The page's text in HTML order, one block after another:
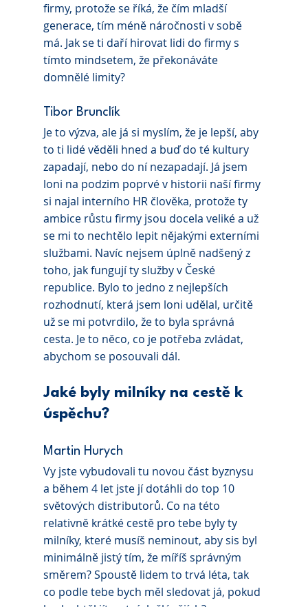
firmy, protože se říká, že čím mladší
generace, tím méně náročnosti v sobě
má. Jak se ti daří hirovat lidi do firmy s
tímto mindsetem, že překonáváte
domnělé limity?
Tibor Brunclík
Je to výzva, ale já si myslím, že je lepší, aby
to ti lidé věděli hned a buď do té kultury
zapadají, nebo do ní nezapadají. Já jsem
loni na podzim poprvé v historii naší firmy
si najal interního HR člověka, protože ty
ambice růstu firmy jsou docela veliké a už
se mi to nechtělo lepit nějakými externími
službami. Navíc nejsem úplně nadšený z
toho, jak fungují ty služby v České
republice. Bylo to jedno z nejlepších
rozhodnutí, která jsem loni udělal, určitě
už se mi potvrdilo, že to byla správná
cesta. Je to něco, co je potřeba zvládat,
abychom se posouvali dál.
Jaké byly milníky na cestě k
úspěchu?
Martin Hurych
Vy jste vybudovali tu novou část byznysu
a během 4 let jste jí dotáhli do top 10
světových distributorů. Co na této
relativně krátké cestě pro tebe byly ty
milníky, které musíš neminout, aby sis byl
minimálně jistý tím, že míříš správným
směrem? Spoustě lidem to trvá léta, tak
co podle tebe bych měl sledovat já, pokud